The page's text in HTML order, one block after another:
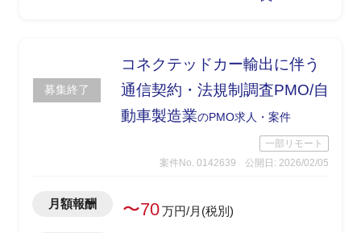
・業務フローやマスタ整理を行い、新シ
ステムとのFIT/GAP分析を実施
・既に外資系顧客向けに導入済みの環境
を踏まえたインターフェース（IF）開発
・アプリケーション（画面・DB・帳
票）の観点から要件整理
募集終了
コネクテッドカー輸出に伴う
通信契約・法規制調査PMO/自
動車製造業のPMO求人・案件
一部リモート
案件No. 0142639
公開日: 2026/02/05
月額報酬 〜70万円/月(税別)